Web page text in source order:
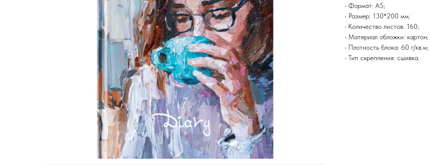
• Формат: А5;
• Размер: 130*200 мм;
• Количество листов: 160;
• Материал обложки: картон;
• Плотность блока: 60 г/кв.м;
• Тип скрепления: сшивка.